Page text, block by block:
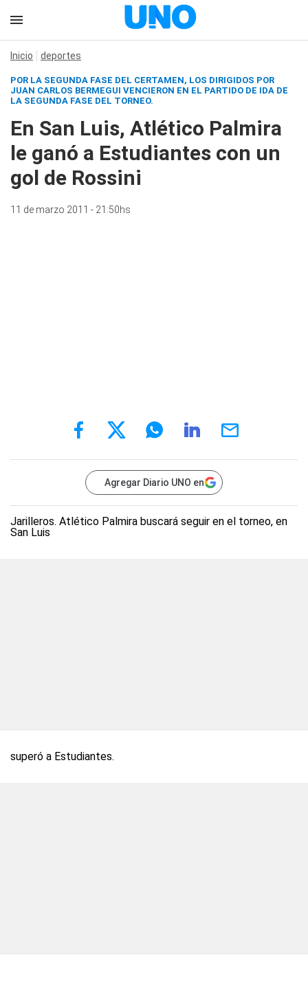
Inicio deportes
POR LA SEGUNDA FASE DEL CERTAMEN, LOS DIRIGIDOS POR
JUAN CARLOS BERMEGUI VENCIERON EN EL PARTIDO DE IDA DE
LA SEGUNDA FASE DEL TORNEO.
En San Luis, Atlético Palmira
le ganó a Estudiantes con un
gol de Rossini
11 de marzo 2011 - 21:50hs
Agregar Diario UNO en
Jarilleros. Atlético Palmira buscará seguir en el torneo, en
San Luis
superó a Estudiantes.